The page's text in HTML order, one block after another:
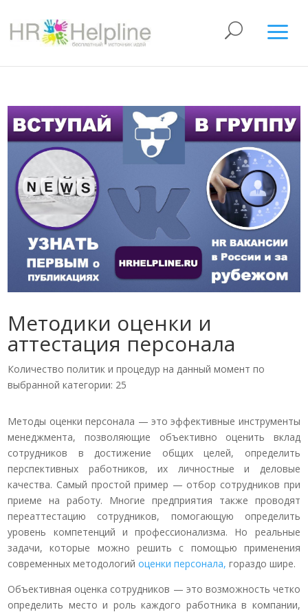
Методики оценки и
аттестация персонала
Количество политик и процедур на данный момент по
выбранной категории: 25
Методы оценки персонала — это эффективные инструменты
менеджмента, позволяющие объективно оценить вклад
сотрудников в достижение общих целей, определить
перспективных работников, их личностные и деловые
качества. Самый простой пример — отбор сотрудников при
приеме на работу. Многие предприятия также проводят
переаттестацию сотрудников, помогающую определить
уровень компетенций и профессионализма. Но реальные
задачи, которые можно решить с помощью применения
современных методологийоценки персонала, гораздо шире.
Объективная оценка сотрудников — это возможность четко
определить место и роль каждого работника в компании,